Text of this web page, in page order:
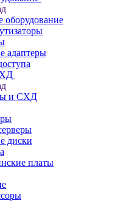
оборудование
адаптеры
и СХД
диски
платы